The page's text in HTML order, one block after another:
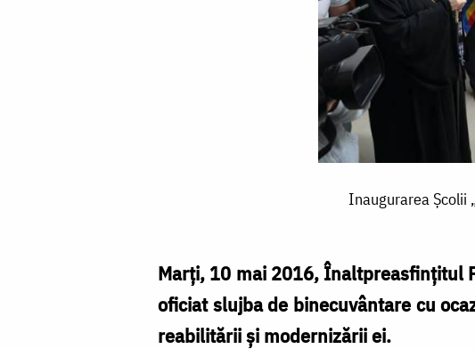
Inaugurarea Şcolii
Marţi, 10 mai 2016, Înaltpreasfinţitul
oficiat slujba de binecuvântare cu
reabilitării şi modernizării ei.